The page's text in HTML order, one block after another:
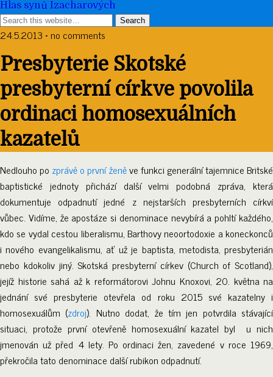
Hlas synů Izacharových
24.5.2013 • no comments
Presbyterie Skotské
presbyterní církve povolila
ordinaci homosexuálních
kazatelů
Nedlouho po zprávě o první ženěve funkci generální tajemnice Britské
baptistické jednoty přichází další velmi podobná zpráva, která
dokumentuje odpadnutí jedné z nejstarších presbyterních církví
vůbec. Vidíme, že apostáze si denominace nevybírá a pohltí každého,
kdo se vydal cestou liberalismu, Barthovy neoortodoxie a koneckonců
i nového evangelikalismu, ať už je baptista, metodista, presbyterián
nebo kdokoliv jiný. Skotská presbyterní církev (Church of Scotland),
jejíž historie sahá až k reformátorovi Johnu Knoxovi, 20. května na
jednání své presbyterie otevřela od roku 2015 své kazatelny i
homosexuálům (zdroj). Nutno dodat, že tím jen potvrdila stávající
situaci, protože první otevřeně homosexuální kazatel byl u nich
jmenován už před 4 lety. Po ordinaci žen, zavedené v roce 1969,
překročila tato denominace další rubikon odpadnutí.